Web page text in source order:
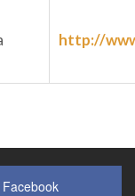
http://
Facebook